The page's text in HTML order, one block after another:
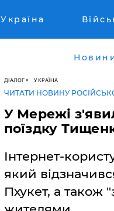
Україна
ДІАЛОГ УКРАЇНА
ЧИТАТИ НОВИНУ
У Мережі
поїздку
Інтернет-
який
Пхукет, а також